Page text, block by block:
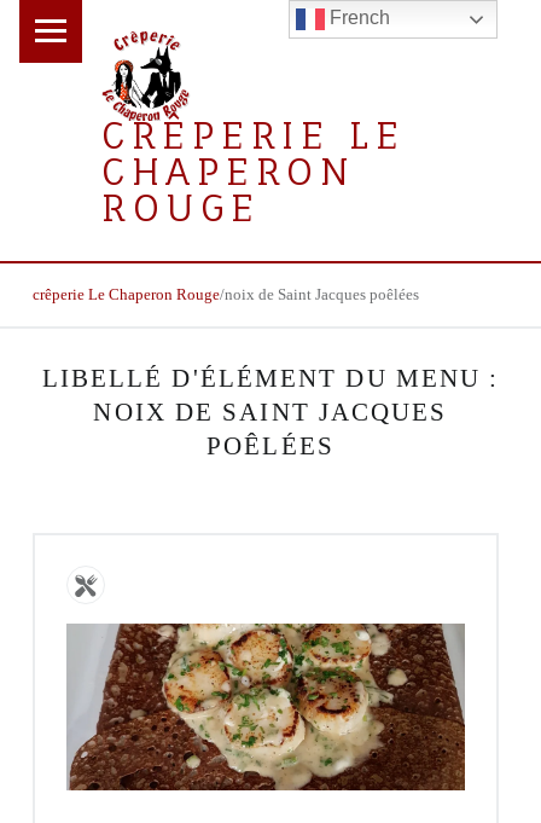
CRÊPERIE LE
CHAPERON
ROUGE
crêperie Le Chaperon Rouge/noix de Saint Jacques poêlées
LIBELLÉ D'ÉLÉMENT DU MENU :
NOIX DE SAINT JACQUES
POÊLÉES
French